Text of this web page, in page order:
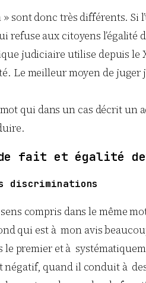
sont donc très différents.
aux citoyens
judiciaire utilise depuis
Le meilleur moyen de juger
qui dans un cas décrit un
de fait et égalité
discriminations
compris dans le même
qui est à mon avis
premier et à
négatif, quand il conduit à